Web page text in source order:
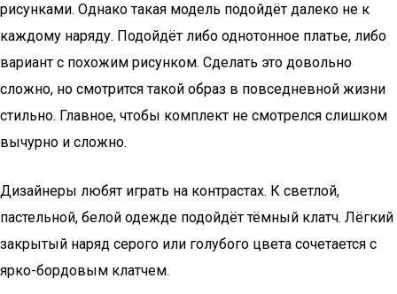
рисунками. Однако такая модель подойдёт далеко не к
каждому наряду. Подойдёт либо однотонное платье, либо
вариант с похожим рисунком. Сделать это довольно
сложно, но смотрится такой образ в повседневной жизни
стильно. Главное, чтобы комплект не смотрелся слишком
вычурно и сложно.
Дизайнеры любят играть на контрастах. К светлой,
пастельной, белой одежде подойдёт тёмный клатч. Лёгкий
закрытый наряд серого или голубого цвета сочетается с
ярко-бордовым клатчем.